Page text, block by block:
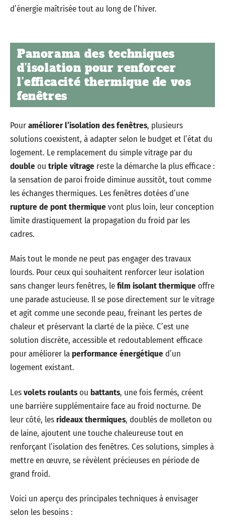
d’énergie maîtrisée tout au long de l’hiver.
Panorama des techniques
d’isolation pour renforcer
l’efficacité thermique de vos
fenêtres
Pouraméliorer l’isolation des fenêtres, plusieurs
solutions coexistent, à adapter selon le budget et l’état du
logement. Le remplacement du simple vitrage par du
doubleou triple vitrage reste la démarche la plus efficace :
la sensation de paroi froide diminue aussitôt, tout comme
les échanges thermiques. Les fenêtres dotées d’une
rupture de pont thermiquevont plus loin, leur conception
limite drastiquement la propagation du froid par les
cadres.
Mais tout le monde ne peut pas engager des travaux
lourds. Pour ceux qui souhaitent renforcer leur isolation
sans changer leurs fenêtres, lefilm isolant thermiqueoffre
une parade astucieuse. Il se pose directement sur le vitrage
et agit comme une seconde peau, freinant les pertes de
chaleur et préservant la clarté de la pièce. C’est une
solution discrète, accessible et redoutablement efficace
pour améliorer laperformance énergétiqued’un
logement existant.
Lesvolets roulantsou battants, une fois fermés, créent
une barrière supplémentaire face au froid nocturne. De
leur côté, lesrideaux thermiques, doublés de molleton ou
de laine, ajoutent une touche chaleureuse tout en
renforçant l’isolation des fenêtres. Ces solutions, simples à
mettre en œuvre, se révèlent précieuses en période de
grand froid.
Voici un aperçu des principales techniques à envisager
selon les besoins :